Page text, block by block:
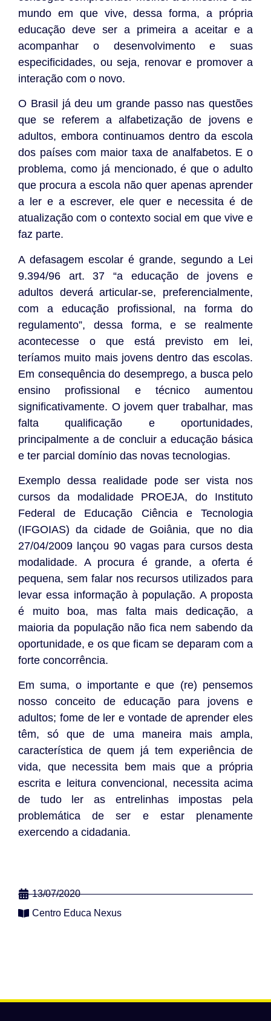
mundo em que vive, dessa forma, a própria
educação deve ser a primeira a aceitar e a
acompanhar o desenvolvimento e suas
especificidades, ou seja, renovar e promover a
interação com o novo.
O Brasil já deu um grande passo nas questões
que se referem a alfabetização de jovens e
adultos, embora continuamos dentro da escola
dos países com maior taxa de analfabetos. E o
problema, como já mencionado, é que o adulto
que procura a escola não quer apenas aprender
a ler e a escrever, ele quer e necessita é de
atualização com o contexto social em que vive e
faz parte.
A defasagem escolar é grande, segundo a Lei
9.394/96 art. 37 “a educação de jovens e
adultos deverá articular-se, preferencialmente,
com a educação profissional, na forma do
regulamento”, dessa forma, e se realmente
acontecesse o que está previsto em lei,
teríamos muito mais jovens dentro das escolas.
Em consequência do desemprego, a busca pelo
ensino profissional e técnico aumentou
significativamente. O jovem quer trabalhar, mas
falta qualificação e oportunidades,
principalmente a de concluir a educação básica
e ter parcial domínio das novas tecnologias.
Exemplo dessa realidade pode ser vista nos
cursos da modalidade PROEJA, do Instituto
Federal de Educação Ciência e Tecnologia
(IFGOIAS) da cidade de Goiânia, que no dia
27/04/2009 lançou 90 vagas para cursos desta
modalidade. A procura é grande, a oferta é
pequena, sem falar nos recursos utilizados para
levar essa informação à população. A proposta
é muito boa, mas falta mais dedicação, a
maioria da população não fica nem sabendo da
oportunidade, e os que ficam se deparam com a
forte concorrência.
Em suma, o importante e que (re) pensemos
nosso conceito de educação para jovens e
adultos; fome de ler e vontade de aprender eles
têm, só que de uma maneira mais ampla,
característica de quem já tem experiência de
vida, que necessita bem mais que a própria
escrita e leitura convencional, necessita acima
de tudo ler as entrelinhas impostas pela
problemática de ser e estar plenamente
exercendo a cidadania.
13/07/2020
Centro Educa Nexus